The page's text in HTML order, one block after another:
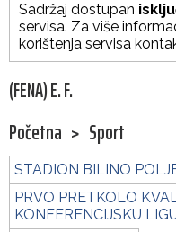
Sadržaj dostupan
servisa. Za više
korištenja servisa
(FENA) E. F.
Početna > Sport
STADION BILINO
PRVO PRETKOLO
KONFERENCIJSKU